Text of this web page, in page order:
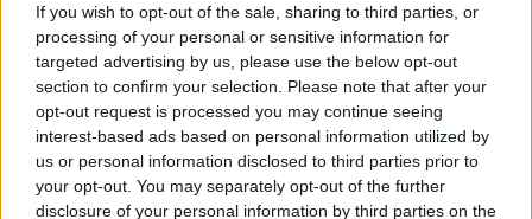
If you wish to opt-out of the sale, sharing to third parties, or
processing of your personal or sensitive information for
targeted advertising by us, please use the below opt-out
section to confirm your selection. Please note that after your
opt-out request is processed you may continue seeing
interest-based ads based on personal information utilized by
us or personal information disclosed to third parties prior to
your opt-out. You may separately opt-out of the further
disclosure of your personal information by third parties on the
Κυριακή από τις 11.00πμ έως τις 6μμ.Εισιτήριο:
είσοδος είναι ελεύθερη.
ΜοΜΑ, Νέα Υόρκη,
ΗΠΑ
Το ΜοΜΑ ιδρύθηκε το